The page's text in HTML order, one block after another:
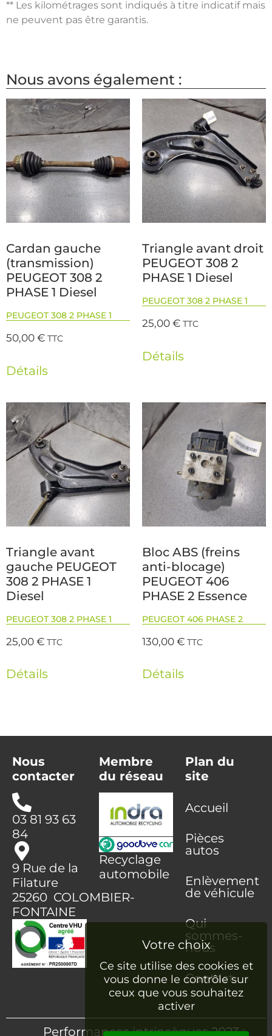
** Les kilométrages sont indiqués à titre indicatif mais
ne peuvent pas être garantis.
Nous avons également :
Cardan gauche
(transmission)
PEUGEOT 308 2
PHASE 1 Diesel
PEUGEOT 308 2 PHASE 1
50,00€ TTC
Détails
Triangle avant droit
PEUGEOT 308 2
PHASE 1 Diesel
PEUGEOT 308 2 PHASE 1
25,00€ TTC
Détails
Triangle avant
gauche PEUGEOT
308 2 PHASE 1
Diesel
PEUGEOT 308 2 PHASE 1
25,00€ TTC
Détails
Bloc ABS (freins
anti-blocage)
PEUGEOT 406
PHASE 2 Essence
PEUGEOT 406 PHASE 2
130,00€ TTC
Détails
Nous
contacter
03 81 93 63
84
9 Rue de la
Filature
25260 COLOMBIER-
FONTAINE
Membre
du réseau
Recyclage
automobile
Plan du
site
Accueil
Pièces
autos
Enlèvement
de véhicule
Qui
sommes-
nous
Contact
Performances intrinsèques 2023 :
Ce site utilise des cookies et
vous donne le contrôle sur
ceux que vous souhaitez
activer